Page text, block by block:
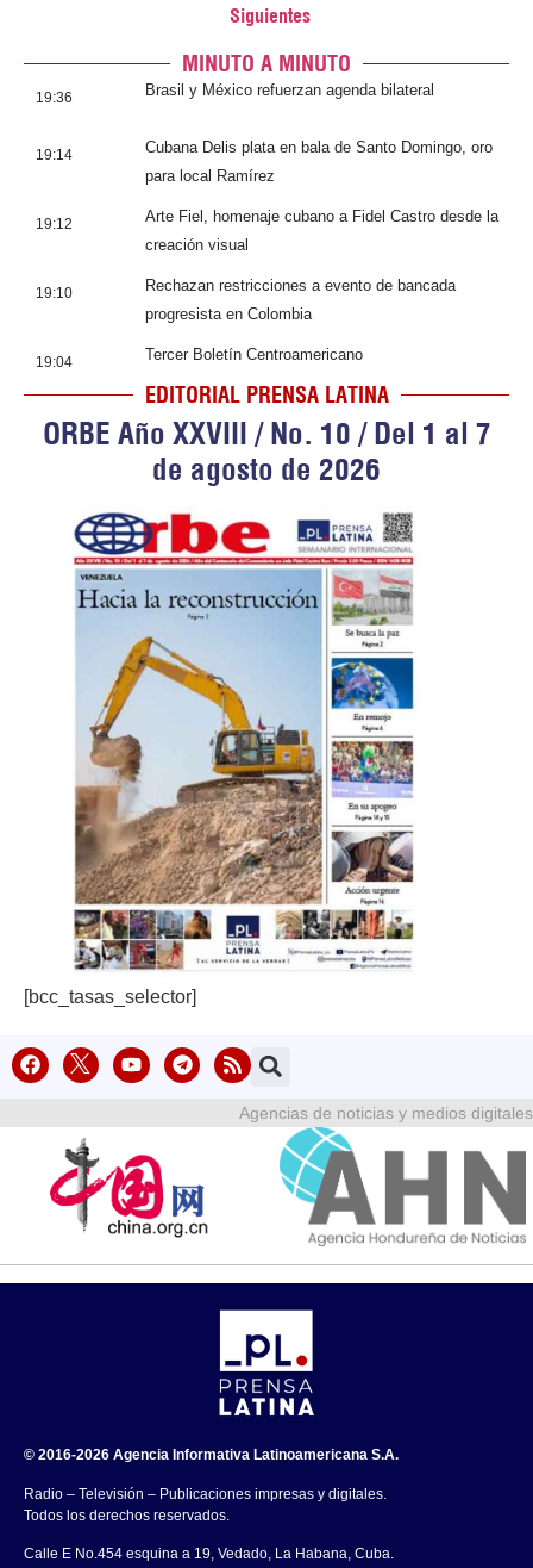
Siguientes
MINUTO A MINUTO
19:36 Brasil y México refuerzan agenda bilateral
19:14
Cubana Delis plata en bala de Santo Domingo, oro
para local Ramírez
19:12
Arte Fiel, homenaje cubano a Fidel Castro desde la
creación visual
19:10
Rechazan restricciones a evento de bancada
progresista en Colombia
19:04 Tercer Boletín Centroamericano
EDITORIAL PRENSA LATINA
ORBE Año XXVIII / No. 10 / Del 1 al 7
de agosto de 2026
[bcc_tasas_selector]
Agencias de noticias y medios digitales
© 2016-2026 Agencia Informativa Latinoamericana S.A.
Radio – Televisión – Publicaciones impresas y digitales.
Todos los derechos reservados.
Calle E No.454 esquina a 19, Vedado, La Habana, Cuba.